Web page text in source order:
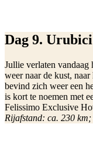
Dag 9.
Jullie verlaten
weer naar de kust,
bevind zich weer een
is kort te noemen met
Felissimo Exclusive
Rijafstand: ca. 230